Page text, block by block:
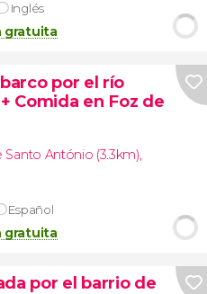
Inglés
gratuita
por el río
Comida en Foz de
Santo António (3.3km),
Español
gratuita
por el barrio de